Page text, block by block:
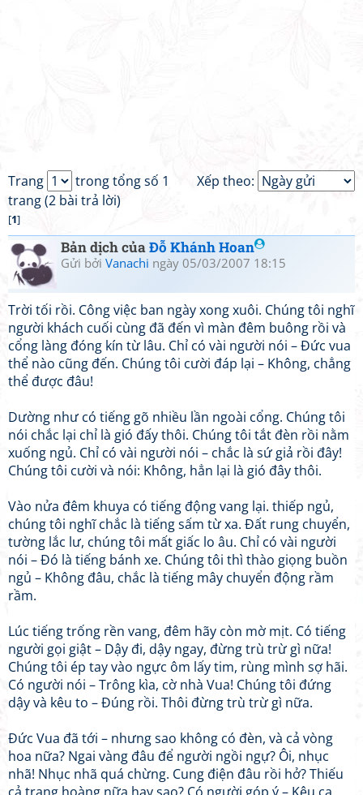
Xếp theo:
Trang
trong tổng số 1
trang (2 bài trả lời)
[1]
Bản dịch củaĐỗ Khánh Hoan
Gửi bởi Vanachi ngày 05/03/2007 18:15
Trời tối rồi. Công việc ban ngày xong xuôi. Chúng tôi nghĩ
người khách cuối cùng đã đến vì màn đêm buông rồi và
cổng làng đóng kín từ lâu. Chỉ có vài người nói – Đức vua
thể nào cũng đến. Chúng tôi cười đáp lại – Không, chẳng
thể được đâu!
Dường như có tiếng gõ nhiều lần ngoài cổng. Chúng tôi
nói chắc lại chỉ là gió đấy thôi. Chúng tôi tắt đèn rồi nằm
xuống ngủ. Chỉ có vài người nói – chắc là sứ giả rồi đây!
Chúng tôi cười và nói: Không, hẳn lại là gió đây thôi.
Vào nửa đêm khuya có tiếng động vang lại. thiếp ngủ,
chúng tôi nghĩ chắc là tiếng sấm từ xa. Đất rung chuyển,
tường lắc lư, chúng tôi mất giấc lo âu. Chỉ có vài người
nói – Đó là tiếng bánh xe. Chúng tôi thì thào giọng buồn
ngủ – Không đâu, chắc là tiếng mây chuyển động rầm
rầm.
Lúc tiếng trống rền vang, đêm hãy còn mờ mịt. Có tiếng
người gọi giật – Dậy đi, dậy ngay, đừng trù trừ gì nữa!
Chúng tôi ép tay vào ngực ôm lấy tim, rùng mình sợ hãi.
Có người nói – Trông kìa, cờ nhà Vua! Chúng tôi đứng
dậy và kêu to – Đúng rồi. Thôi đừng trù trừ gì nữa.
Đức Vua đã tới – nhưng sao không có đèn, và cả vòng
hoa nữa? Ngai vàng đâu để người ngồi ngự? Ôi, nhục
nhã! Nhục nhã quá chừng. Cung điện đâu rồi hở? Thiếu